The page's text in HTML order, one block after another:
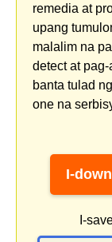
remedia at
upang
malalim na
detect at
banta tulad ng
one na
I-
I-